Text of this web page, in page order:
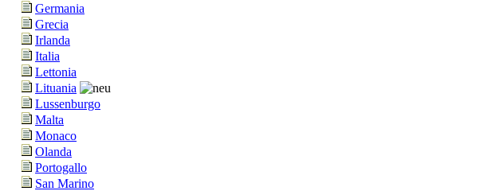
Germania
Grecia
Irlanda
Italia
Lettonia
Lituania
Lussenburgo
Malta
Monaco
Olanda
Portogallo
San Marino